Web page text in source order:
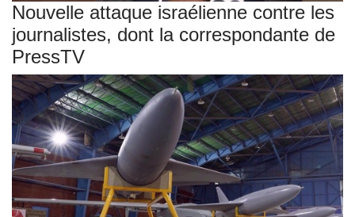
Nouvelle attaque israélienne contre les
journalistes, dont la correspondante de
PressTV